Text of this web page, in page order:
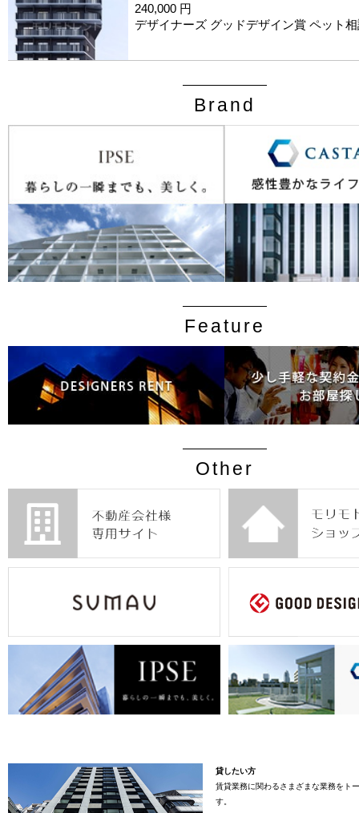
240,000 円
デザイナーズ グッドデザイン賞 ペット
Brand
Feature
Other
貸したい方
賃貸業務に関わるさまざまな業務をト
す。